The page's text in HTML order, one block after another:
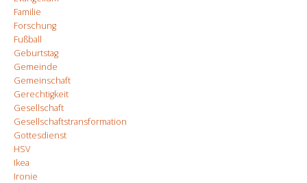
Familie
Forschung
Fußball
Geburtstag
Gemeinde
Gemeinschaft
Gerechtigkeit
Gesellschaft
Gesellschaftstransformation
Gottesdienst
HSV
Ikea
Ironie